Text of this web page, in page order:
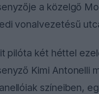
a közelgő
vonalvezetésű
pilóta két héttel
Kimi Antonelli
színeiben,